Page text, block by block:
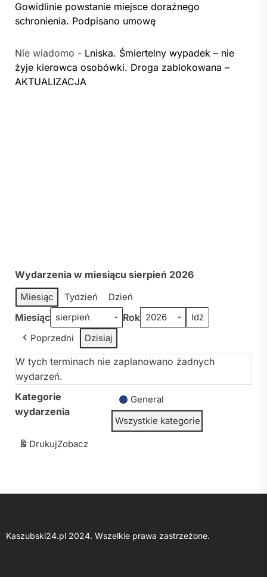
Gowidlinie powstanie miejsce doraźnego
schronienia. Podpisano umowę
Nie wiadomo - Lniska. Śmiertelny wypadek – nie
żyje kierowca osobówki. Droga zablokowana –
AKTUALIZACJA
Wydarzenia w miesiącu sierpień 2026
Miesiąc Tydzień Dzień
Miesiąc Rok
Poprzedni Dzisiaj
W tych terminach nie zaplanowano żadnych
wydarzeń.
Kategorie
wydarzenia
General
Wszystkie kategorie
DrukujZobacz
Kaszubski24.pl 2024. Wszelkie prawa zastrzeżone.